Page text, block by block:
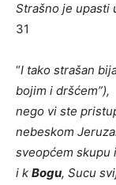
Strašno je upasti
31
“I tako strašan
bojim i dršćem”),
nego vi ste
nebeskom
sveopćem skupu
i k Bogu, Sucu